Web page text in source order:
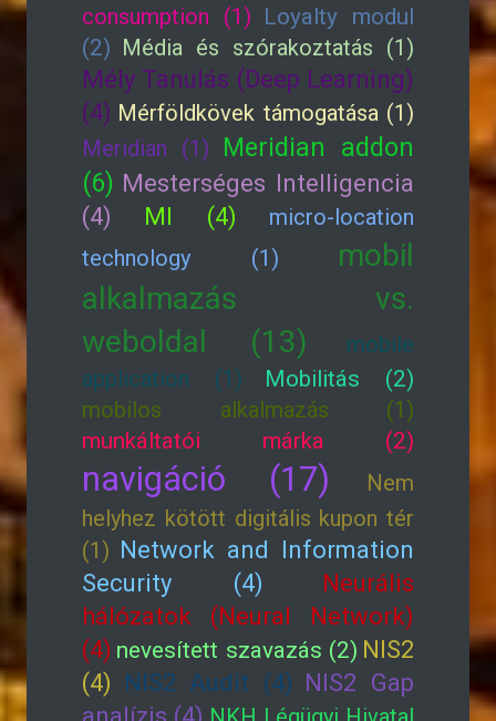
consumption (1) Loyalty modul
(2) Média és szórakoztatás (1)
Mély Tanulás (Deep Learning)
(4) Mérföldkövek támogatása (1)
Meridian (1)
Meridian addon
(6) Mesterséges Intelligencia
(4)
MI (4)
micro-location
technology (1)
mobil
alkalmazás vs.
weboldal (13)
mobile
application (1)
Mobilitás (2)
mobilos alkalmazás (1)
munkáltatói márka (2)
navigáció (17)
Nem
helyhez kötött digitális kupon tér
(1) Network and Information
Security (4)
Neurális
hálózatok (Neural Network)
(4) nevesített szavazás (2) NIS2
(4) NIS2 Audit (4) NIS2 Gap